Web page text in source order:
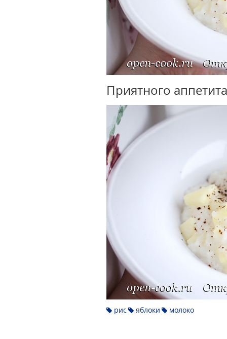
Приятного
рис яблоки молоко